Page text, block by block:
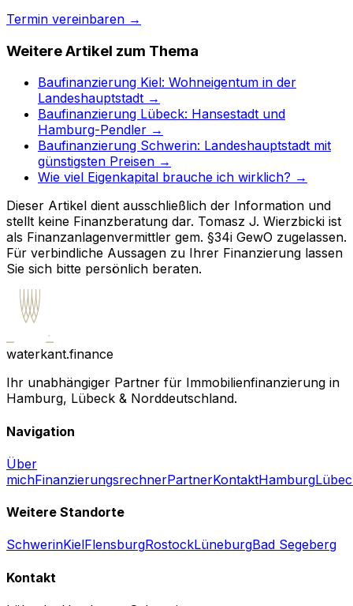
Termin vereinbaren →
Weitere Artikel zum Thema
Baufinanzierung Kiel: Wohneigentum in der
Landeshauptstadt →
Baufinanzierung Lübeck: Hansestadt und
Hamburg-Pendler →
Baufinanzierung Schwerin: Landeshauptstadt mit
günstigsten Preisen →
Wie viel Eigenkapital brauche ich wirklich? →
Dieser Artikel dient ausschließlich der Information und
stellt keine Finanzberatung dar. Tomasz J. Wierzbicki ist
als Finanzanlagenvermittler gem. §34i GewO zugelassen.
Für verbindliche Aussagen zu Ihrer Finanzierung lassen
Sie sich bitte persönlich beraten.
waterkant.finance
Ihr unabhängiger Partner für Immobilienfinanzierung in
Hamburg, Lübeck & Norddeutschland.
Navigation
Über
michFinanzierungsrechnerPartnerKontaktHamburg
Weitere Standorte
SchwerinKielFlensburgRostockLüneburgBad Segeberg
Kontakt